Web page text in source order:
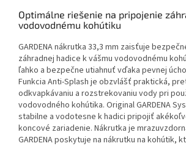
Optimálne riešenie na pripojenie
vodovodnému kohútiku
GARDENA nákrutka 33,3 mm zaisťuje
záhradnej hadice k vášmu vodovodnému
ľahko a bezpečne utiahnuť vďaka pevnej
Funkcia Anti-Splash je obzvlášť praktická,
odkvapkávaniu a rozstrekovaniu vody pri
vodovodného kohútika. Original GARDENA
stabilne a vodotesne k hadici pripojiť
koncové zariadenie. Nákrutka je
GARDENA poskytuje na nákrutku na kohútik,